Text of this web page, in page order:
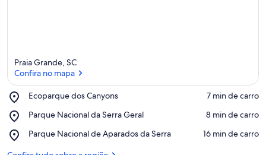
Praia Grande, SC
Confira no mapa
Ecoparque dos Canyons
Place,
dos
‪7 min de carro‬
Parque Nacional da Serra Geral
Place,
Nacional
‪8 min de carro‬
Parque Nacional de Aparados da Serra
Place,
‪16 min de carro‬